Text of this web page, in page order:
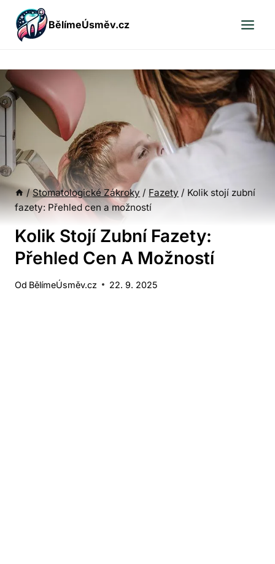
Přeskočit
obsah
BělímeÚsměv.cz
/ Stomatologické Zákroky / Fazety / Kolik stojí zubní
fazety: Přehled cen a možností
Kolik Stojí Zubní Fazety:
Přehled Cen A Možností
Od BělímeÚsměv.cz 22. 9. 2025